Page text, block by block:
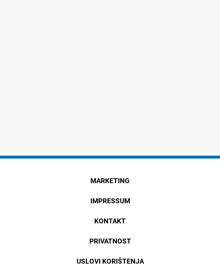
MARKETING
IMPRESSUM
KONTAKT
PRIVATNOST
USLOVI KORIŠTENJA